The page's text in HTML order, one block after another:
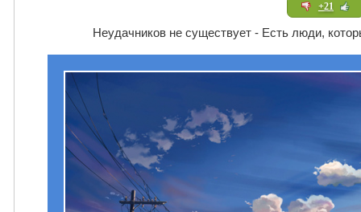
+21
Неудачников не существует - Есть люди,